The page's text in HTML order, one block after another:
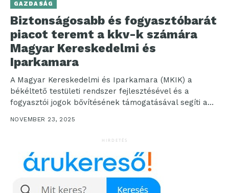
GAZDASÁG
Biztonságosabb és fogyasztóbarát
piacot teremt a kkv-k számára
Magyar Kereskedelmi és
Iparkamara
A Magyar Kereskedelmi és Iparkamara (MKIK) a
békéltető testületi rendszer fejlesztésével és a
fogyasztói jogok bővítésének támogatásával segíti a
NOVEMBER 23, 2025
HIRDETÉS